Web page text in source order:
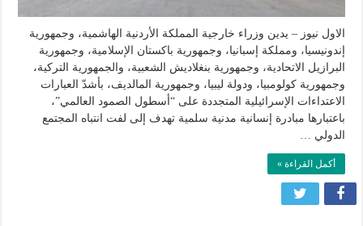
مغلقة
الاول نيوز – يدين وزراء خارجية المملكة الأردنية الهاشمية، وجمهورية
إندونيسيا، ومملكة إسبانيا، وجمهورية باكستان الإسلامية، وجمهورية
البرازيل الاتحادية، وجمهورية بنغلاديش الشعبية، والجمهورية التركية،
وجمهورية كولومبيا، ودولة ليبيا، وجمهورية المالديف، بأشدّ العبارات
الاعتداءات الإسرائيلية المتجددة على “أسطول الصمود العالمي”،
باعتبارها مبادرة إنسانية مدنية سلمية تهدف إلى لفت انتباه المجتمع
الدولي …
أكمل القراءة »